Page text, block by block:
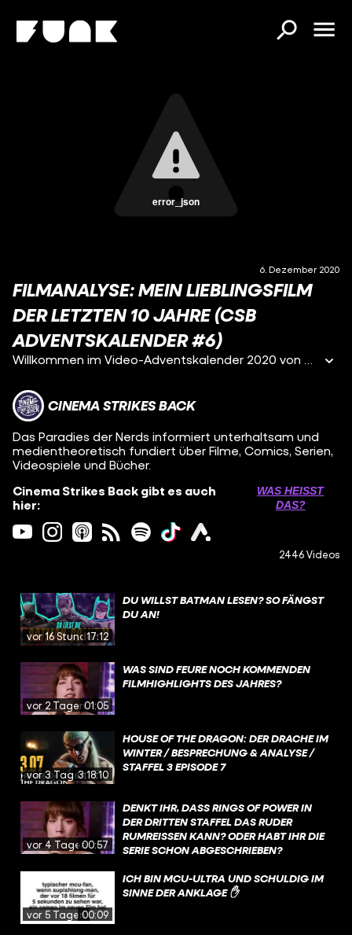
error_json
6. Dezember 2020
FILMANALYSE: MEIN LIEBLINGSFILM
DER LETZTEN 10 JAHRE (CSB
ADVENTSKALENDER #6)
Willkommen im Video-Adventskalender 2020 von CINEMA STRIKES BACK! Bis Weihnachten präsentieren wir euch 24 Videos, in denen eine Person über ihren Lieblingsfilm der letzten 10 Jahre spricht. Damit frohe Weihnachten und abonniert CSB, um keines der Videos zu verpassen!
CINEMA STRIKES BACK
Das Paradies der Nerds informiert unterhaltsam und
medientheoretisch fundiert über Filme, Comics, Serien,
Videospiele und Bücher.
Cinema Strikes Back gibt es auch
hier:
WAS HEISST D
AS?
2446 Videos
vor 16 Stunden17:12
DU WILLST BATMAN LESEN? SO FÄNGST
DU AN!
vor 2 Tagen01:05
WAS SIND FEURE NOCH KOMMENDEN
FILMHIGHLIGHTS DES JAHRES?
vor 3 Tagen3:18:10
HOUSE OF THE DRAGON: DER DRACHE IM
WINTER / BESPRECHUNG & ANALYSE /
STAFFEL 3 EPISODE 7
vor 4 Tagen00:57
DENKT IHR, DASS RINGS OF POWER IN
DER DRITTEN STAFFEL DAS RUDER
RUMREISSEN KANN? ODER HABT IHR DIE
SERIE SCHON ABGESCHRIEBEN?
vor 5 Tagen00:09
ICH BIN MCU-ULTRA UND SCHULDIG IM
SINNE DER ANKLAGE ✋